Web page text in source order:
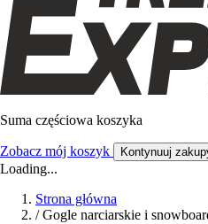
Suma częściowa koszyka
Zobacz mój koszyk Kontynuuj
Loading...
Strona główna
/ Gogle narciarskie i